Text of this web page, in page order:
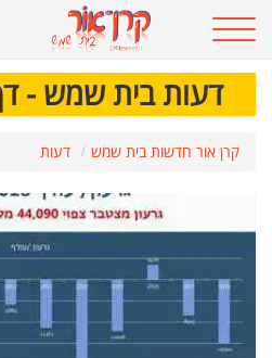
דעות בית שמש -
קרן אור חדשות בית שמש דעות